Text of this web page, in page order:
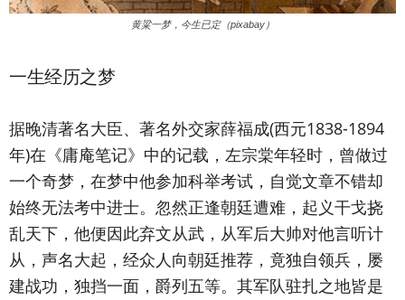
黄粱一梦，今生已定（pixabay）
一生经历之梦
据晚清著名大臣、著名外交家薛福成(西元1838-1894
年)在《庸庵笔记》中的记载，左宗棠年轻时，曾做过
一个奇梦，在梦中他参加科举考试，自觉文章不错却
始终无法考中进士。忽然正逢朝廷遭难，起义干戈挠
乱天下，他便因此弃文从武，从军后大帅对他言听计
从，声名大起，经众人向朝廷推荐，竟独自领兵，屡
建战功，独挡一面，爵列五等。其军队驻扎之地皆是